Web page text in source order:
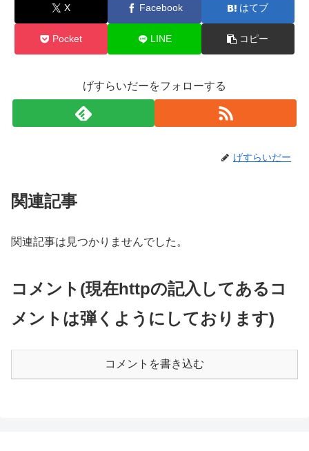
X Facebook はてブ
Pocket LINE コピー
げすらいだーをフォローする
げすらいだー
関連記事
関連記事は見つかりませんでした。
コメント(現在httpの記入してあるコ
メントは弾くようにしております)
コメントを書き込む